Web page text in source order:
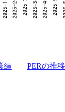
績 PERの推移